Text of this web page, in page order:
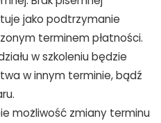
jako podtrzymanie
terminem płatności.
w szkoleniu będzie
w innym terminie, bądź
możliwość zmiany terminu